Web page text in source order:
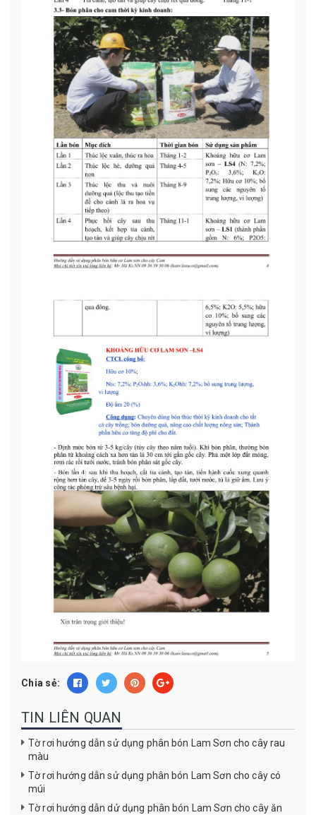
Chia sẻ:
TIN LIÊN QUAN
Tờ rơi hướng dẫn sử dụng phân bón Lam Sơn cho cây rau
màu
Tờ rơi hướng dẫn sử dụng phân bón Lam Sơn cho cây có
múi
Tờ rơi hướng dẫn dử dụng phân bón Lam Sơn cho cây ăn